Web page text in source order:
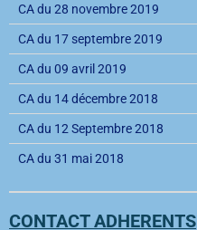
CA du 28 novembre 2019
CA du 17 septembre 2019
CA du 09 avril 2019
CA du 14 décembre 2018
CA du 12 Septembre 2018
CA du 31 mai 2018
CONTACT ADHERENTS